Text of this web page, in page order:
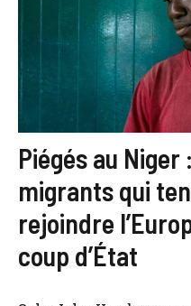
Piégés au
migrants qui
rejoindre
coup d’État